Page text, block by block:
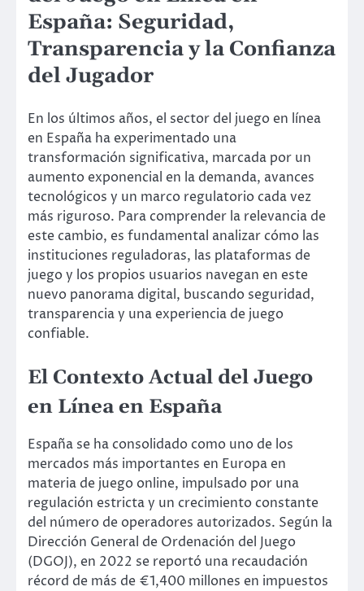
España: Seguridad,
Transparencia y la Confianza
del Jugador
En los últimos años, el sector del juego en línea
en España ha experimentado una
transformación significativa, marcada por un
aumento exponencial en la demanda, avances
tecnológicos y un marco regulatorio cada vez
más riguroso. Para comprender la relevancia de
este cambio, es fundamental analizar cómo las
instituciones reguladoras, las plataformas de
juego y los propios usuarios navegan en este
nuevo panorama digital, buscando seguridad,
transparencia y una experiencia de juego
confiable.
El Contexto Actual del Juego
en Línea en España
España se ha consolidado como uno de los
mercados más importantes en Europa en
materia de juego online, impulsado por una
regulación estricta y un crecimiento constante
del número de operadores autorizados. Según la
Dirección General de Ordenación del Juego
(DGOJ), en 2022 se reportó una recaudación
récord de más de €1,400 millones en impuestos